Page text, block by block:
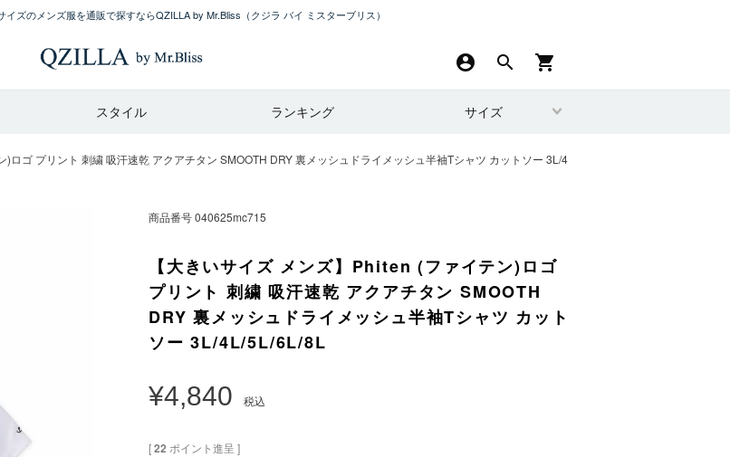
イズのメンズ服を通販で探すならQZILLA by Mr.Bliss （クジラ バイ ミスターブリス）
shopping_cart
search
account_circle
スタイル ランキング サイズ
)ロゴ プリント 刺繍 吸汗速乾 アクアチタン SMOOTH DRY 裏メッシュドライメッシュ半袖Tシャツ カットソー 3L/4
商品番号040625mc715
【大きいサイズ メンズ】Phiten (ファイテン)ロゴ
プリント 刺繍 吸汗速乾 アクアチタン SMOOTH
DRY 裏メッシュドライメッシュ半袖Tシャツ カット
ソー 3L/4L/5L/6L/8L
¥4,840 税込
[22 ポイント進呈 ]